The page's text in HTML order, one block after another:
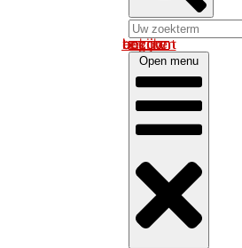
Log in om uw account te bekijken
Open menu